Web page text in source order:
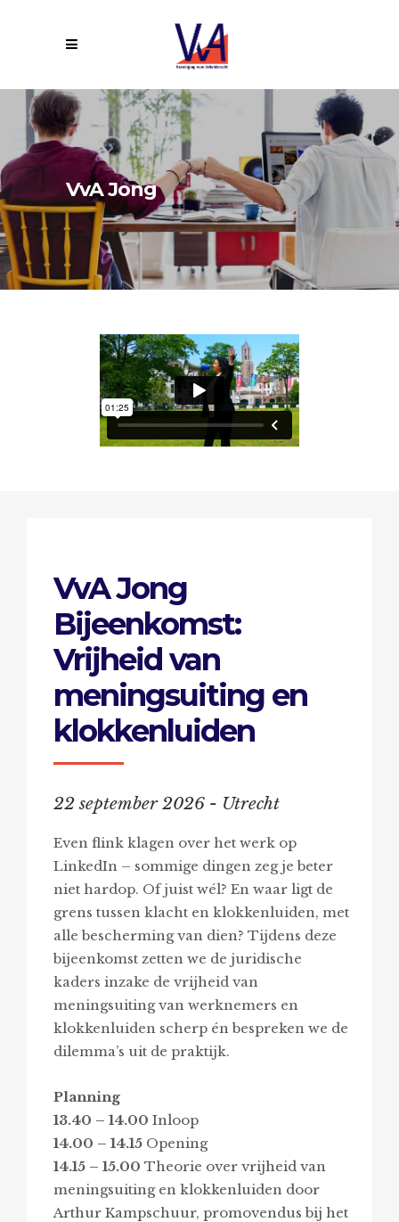
VvA Jong
VvA Jong
Bijeenkomst:
Vrijheid van
meningsuiting en
klokkenluiden
22 september 2026 - Utrecht
Even flink klagen over het werk op
LinkedIn – sommige dingen zeg je beter
niet hardop. Of juist wél? En waar ligt de
grens tussen klacht en klokkenluiden, met
alle bescherming van dien? Tijdens deze
bijeenkomst zetten we de juridische
kaders inzake de vrijheid van
meningsuiting van werknemers en
klokkenluiden scherp én bespreken we de
dilemma’s uit de praktijk.
Planning
13.40 – 14.00 Inloop
14.00 – 14.15Opening
14.15 – 15.00 Theorie over vrijheid van
meningsuiting en klokkenluiden door
Arthur Kampschuur, promovendus bij het